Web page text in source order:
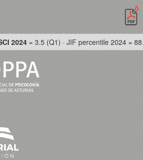
2024 = 3.5 (Q1) · JIF percentile 2024 =